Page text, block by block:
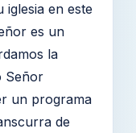
en este
es un
la
Señor
un programa
de